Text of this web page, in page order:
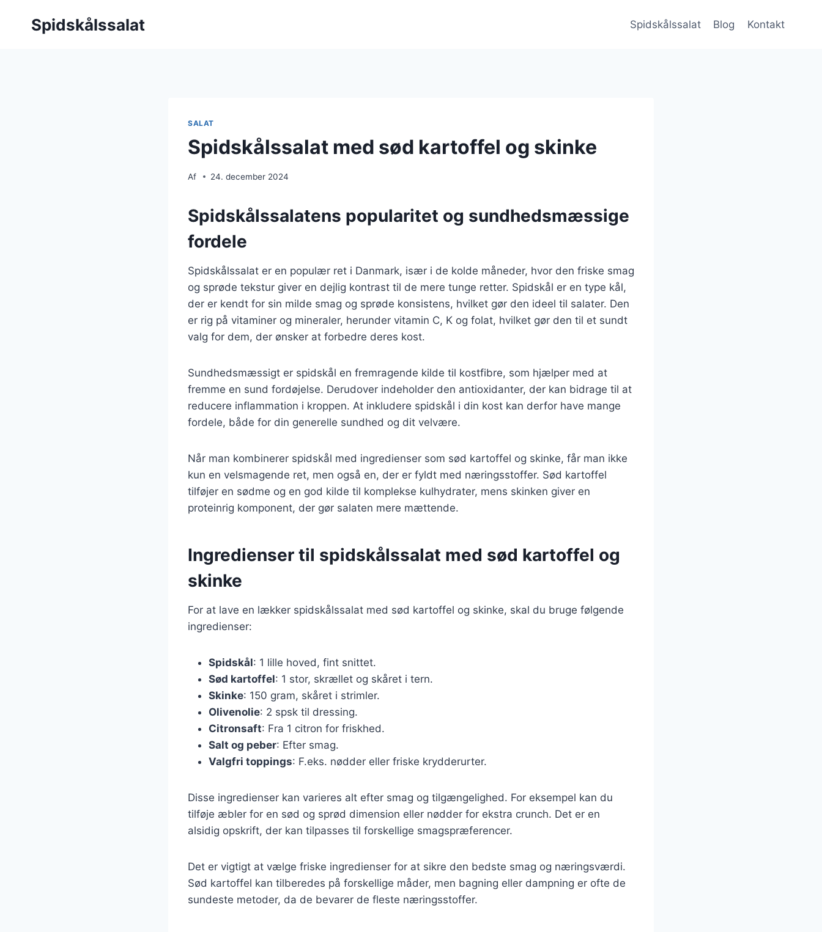
Spidskålssalat Spidskålssalat Blog Kontakt
SALAT
Spidskålssalat med sød kartoffel og skinke
Af 24. december 2024
Spidskålssalatens popularitet og sundhedsmæssige
fordele
Spidskålssalat er en populær ret i Danmark, især i de kolde måneder, hvor den friske smag
og sprøde tekstur giver en dejlig kontrast til de mere tunge retter. Spidskål er en type kål,
der er kendt for sin milde smag og sprøde konsistens, hvilket gør den ideel til salater. Den
er rig på vitaminer og mineraler, herunder vitamin C, K og folat, hvilket gør den til et sundt
valg for dem, der ønsker at forbedre deres kost.
Sundhedsmæssigt er spidskål en fremragende kilde til kostfibre, som hjælper med at
fremme en sund fordøjelse. Derudover indeholder den antioxidanter, der kan bidrage til at
reducere inflammation i kroppen. At inkludere spidskål i din kost kan derfor have mange
fordele, både for din generelle sundhed og dit velvære.
Når man kombinerer spidskål med ingredienser som sød kartoffel og skinke, får man ikke
kun en velsmagende ret, men også en, der er fyldt med næringsstoffer. Sød kartoffel
tilføjer en sødme og en god kilde til komplekse kulhydrater, mens skinken giver en
proteinrig komponent, der gør salaten mere mættende.
Ingredienser til spidskålssalat med sød kartoffel og
skinke
For at lave en lækker spidskålssalat med sød kartoffel og skinke, skal du bruge følgende
ingredienser:
Spidskål: 1 lille hoved, fint snittet.
Sød kartoffel: 1 stor, skrællet og skåret i tern.
Skinke: 150 gram, skåret i strimler.
Olivenolie: 2 spsk til dressing.
Citronsaft: Fra 1 citron for friskhed.
Salt og peber: Efter smag.
Valgfri toppings: F.eks. nødder eller friske krydderurter.
Disse ingredienser kan varieres alt efter smag og tilgængelighed. For eksempel kan du
tilføje æbler for en sød og sprød dimension eller nødder for ekstra crunch. Det er en
alsidig opskrift, der kan tilpasses til forskellige smagspræferencer.
Det er vigtigt at vælge friske ingredienser for at sikre den bedste smag og næringsværdi.
Sød kartoffel kan tilberedes på forskellige måder, men bagning eller dampning er ofte de
sundeste metoder, da de bevarer de fleste næringsstoffer.